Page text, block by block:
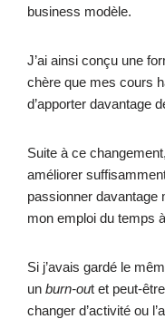
business modèle.
J’ai ainsi conçu une
chère que mes cours
d’apporter davantage
Suite à ce
améliorer
passionner davantage
mon emploi du temps
Si j’avais gardé le
un burn-out et peut-
changer d’activité ou